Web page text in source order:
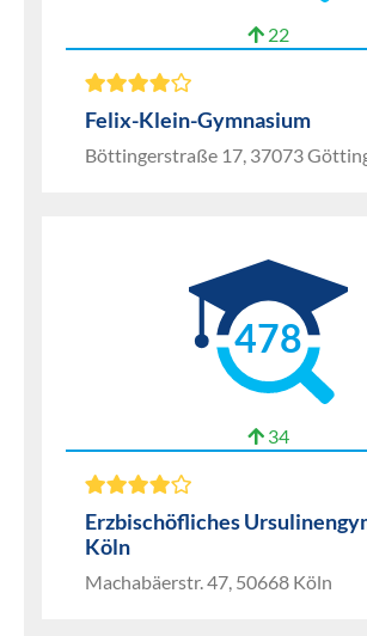
22
Felix-Klein-Gymnasium
Böttingerstraße 17, 37073
478
34
Erzbischöfliches
Köln
Machabäerstr. 47, 50668 Köln